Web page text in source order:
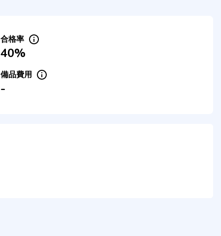
合格率
40%
備品費用
-